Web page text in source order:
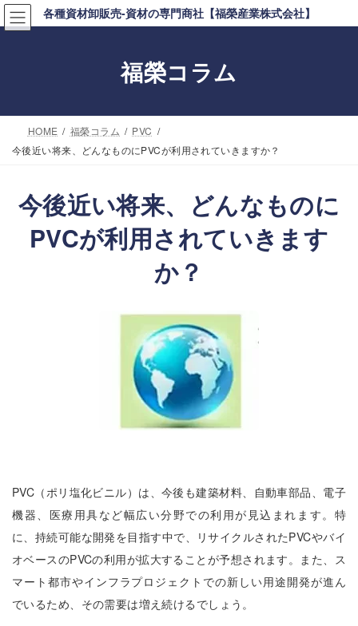
コ
ン
ナ
ビ
各種資材卸販売-資材の専門商社【福榮産業株式会社】
福榮コラム
HOME 福榮コラム
PVC
今後近い将来、どんなものにPVCが利用されていきますか？
今後近い将来、どんなものに
PVCが利用されていきます
か？
PVC（ポリ塩化ビニル）は、今後も建築材料、自動車部品、電子
機器、医療用具など幅広い分野での利用が見込まれます。特
に、持続可能な開発を目指す中で、リサイクルされたPVCやバイ
オベースのPVCの利用が拡大することが予想されます。また、ス
マート都市やインフラプロジェクトでの新しい用途開発が進ん
でいるため、その需要は増え続けるでしょう。